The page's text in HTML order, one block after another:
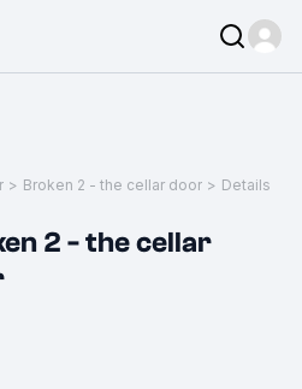
> Broken 2 - the cellar door > Details
2 - the cellar